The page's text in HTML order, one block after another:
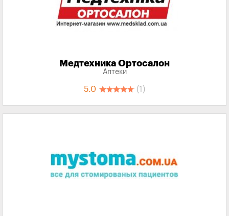
Медтехника Ортосалон
Аптеки
5.0 (1)